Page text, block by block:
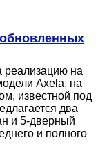
реализацию на
Axela, на
известной под
два
и 5-дверный
и полного